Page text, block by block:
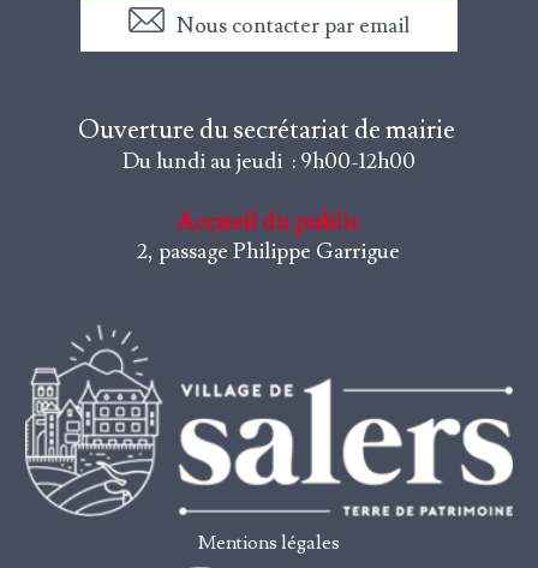
Nous contacter par email
Ouverture du secrétariat de mairie
Du lundi au jeudi : 9h00-12h00
Accueil du public
2, passage Philippe Garrigue
Mentions légales